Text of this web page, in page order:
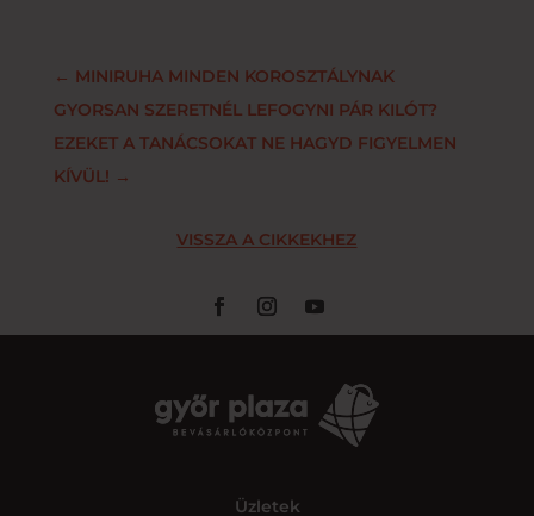
← MINIRUHA MINDEN KOROSZTÁLYNAK
GYORSAN SZERETNÉL LEFOGYNI PÁR KILÓT?
EZEKET A TANÁCSOKAT NE HAGYD FIGYELMEN
KÍVÜL! →
VISSZA A CIKKEKHEZ
Üzletek